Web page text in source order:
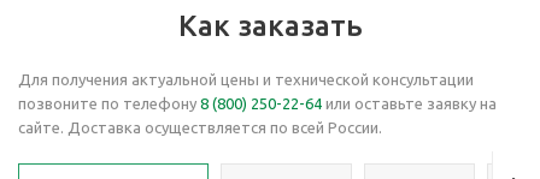
Как заказать
Для получения актуальной цены и технической консультации
позвоните по телефону 8 (800) 250-22-64 или оставьте заявку на
сайте. Доставка осуществляется по всей России.